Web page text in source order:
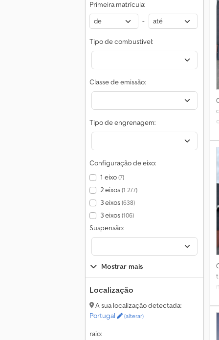
Primeira matrícula:
-
Tipo de combustível:
Classe de emissão:
Tipo de engrenagem:
Configuração de eixo:
1 eixo(7)
2 eixos(1 277)
3 eixos(638)
3 eixos(106)
Suspensão:
Mostrar mais
Localização
A sua localização detectada:
Portugal
(alterar)
raio: